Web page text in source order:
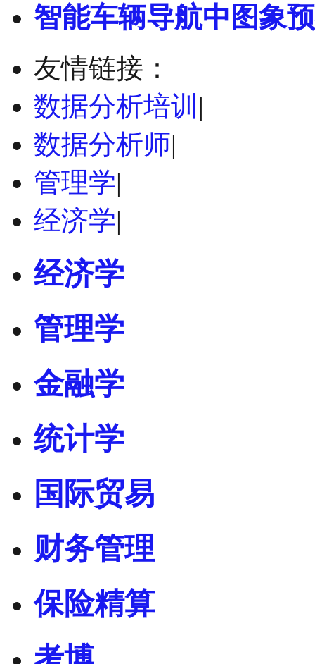
智能车辆导航中图象
友情链接：
数据分析培训 |
数据分析师|
管理学|
经济学|
经济学
管理学
金融学
统计学
国际贸易
财务管理
保险精算